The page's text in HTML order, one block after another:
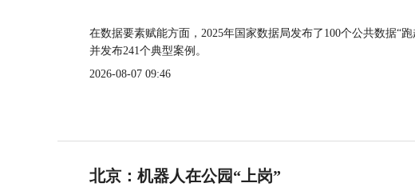
在数据要素赋能方面，2025年国家数据局发布了100个公共数据“
并发布241个典型案例。
2026-08-07 09:46
北京：机器人在公园“上岗”